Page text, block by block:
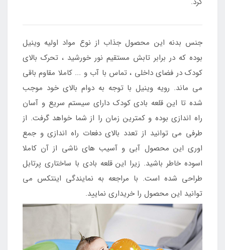
جنس بدنه این محصول جذاب از نوع مواد اولیه وینیل
بوده که در برابر تابش مستقیم نور خورشید ، تحرک بالای
کودک در فضای داخلی ، تماس با آب و ... کاملا مقاوم باقی
می ماند. رویه وینیل با توجه به دوام بالای خود موجب
شده تا این قلعه بادی کودک دارای سیستم سریع و آسان
راه اندازی بوده و کمترین زمان را از شما خواهد گرفت. از
طرفی می توانید از تعدد بالای دفعات راه اندازی و جمع
اوری این محصول آبی و آسیب های ناشی از آن کاملا
اسوده خاطر باشید. زیرا این قلعه بادی با ساختاری پرتابل
طراحی شده است. با مراجعه به نمایندگی اینتکس می
توانید این محصول را خریداری نمایید.